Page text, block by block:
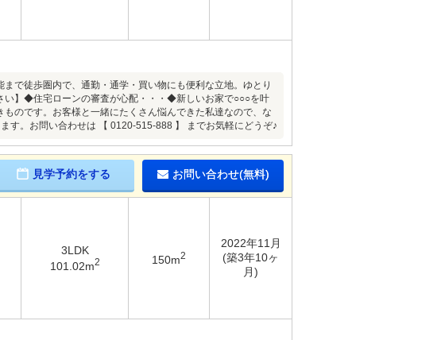
で徒歩圏内で、通勤・通学・買い物にも便利な立地。ゆとり
い】◆住宅ローンの審査が心配・・・◆新しいお家で○○○を叶
のです。お客様と一緒にたくさん悩んできた私達なので、な
す。お問い合わせは 【 0120-515-888 】 までお気軽にどうぞ♪
見学予約をする お問い合わせ(無料)
3LDK
101.02m2 150m2
2022年11月
(築3年10ヶ
月)